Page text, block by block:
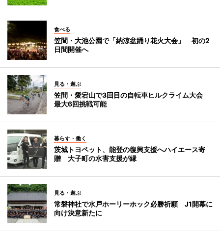
食べる
笠間・大池公園で「納涼盆踊り花火大会」 初の2
日間開催へ
見る・遊ぶ
笠間・愛宕山で3回目の自転車ヒルクライム大会
最大6回挑戦可能
暮らす・働く
茨城トヨペット、能登の復興支援へハイエース寄
贈 大子町の水害支援が縁
見る・遊ぶ
常磐神社で水戸ホーリーホック必勝祈願 J1開幕に
向け決意新たに